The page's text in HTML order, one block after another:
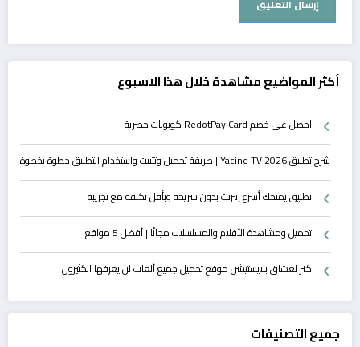
أكثر المواضيع مشاهدة خلال هذا الاسبوع
احصل على خصم RedotPay Card كوبونات حصرية
شرح تطبيق Yacine TV 2026 | طريقة تحميل وتثبيت واستخدام التطبيق خطوة بخطوة
تطبيق يمنحك أسرع إنترنت بدون شريحة وبأقل تكلفة مع تجريبة
تحميل ومشاهدة الأفلام والمسلسلات مجانًا | أفضل 5 مواقع
كنز لعشاق بلايستيشن موقع تحميل جميع ألعاب لن يعرفها الكثيرون
جميع التصنيفات